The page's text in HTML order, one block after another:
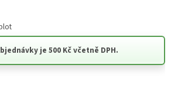
je 500 Kč včetně DPH.